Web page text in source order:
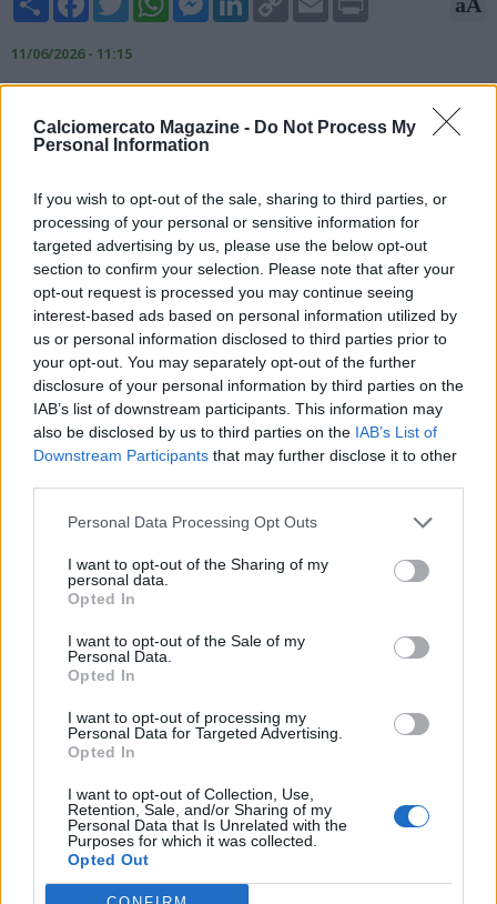
Calciomercato Magazine - Do Not Process My
Personal Information
If you wish to opt-out of the sale, sharing to third parties, or
processing of your personal or sensitive information for
targeted advertising by us, please use the below opt-out
section to confirm your selection. Please note that after your
opt-out request is processed you may continue seeing
interest-based ads based on personal information utilized by
us or personal information disclosed to third parties prior to
your opt-out. You may separately opt-out of the further
disclosure of your personal information by third parties on the
IAB’s list of downstream participants. This information may
also be disclosed by us to third parties on the IAB’s List of
Downstream Participants that may further disclose it to other
Personal Data Processing Opt Outs
I want to opt-out of the Sharing of my
personal data.
Opted In
I want to opt-out of the Sale of my
Personal Data.
Opted In
I want to opt-out of processing my
Personal Data for Targeted Advertising.
Opted In
I want to opt-out of Collection, Use,
Retention, Sale, and/or Sharing of my
Personal Data that Is Unrelated with the
Purposes for which it was collected.
Opted Out
Link
11/06/2026 - 11:15
del Napoli, sottolineando come con l'arrivo di Massimiliano
Allegri si parta dall'organico già presente, dando una chance ai
Lorenzo Lucca ma soprattutto Noa Lang. Intanto, si pensa
anche agli acquisti: da Khalaili o Dodò sulla corsia destra a colpi
di prospettiva come Natali. I primi due rappresentano una
soluzione per la fascia destra, il terzo è invece un difensore
centrale di grandissima prospettiva, appena 18enne, per il
quale il Napoli vuole chiudere al più presto.
VAI ALLA VERSIONE CLASSICA
Il materiale (testo, foto e video) consultabile in questo portale è di nostra proprietà.
Alcune foto (screenshot) ed articoli presenti su "Calciomercato Magazine" sono in parte
giunti da internet, in quanto arrivati alla nostra attenzione attraverso regolari
comunicati stampa con immagini e testi allegati ed autorizzati alla pubblicazione, e
quindi valutati di pubblico dominio. Se i soggetti o gli autori avessero qualcosa in
contrario alla pubblicazione, non avranno che da segnalarlo alla redazione (indirizzo